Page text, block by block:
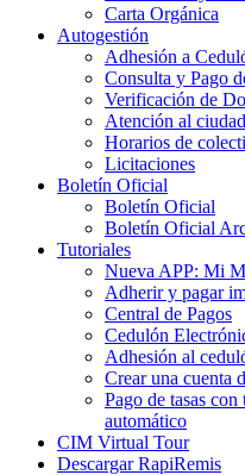
Carta Orgánica
Autogestión
Adhesión a
Consulta y Pago
Verificación de
Atención al
Horarios de
Licitaciones
Boletín Oficial
Boletín Oficial
Boletín Oficial
Tutoriales
Nueva APP: Mi
Adherir y pagar
Central de Pagos
Cedulón
Adhesión al
Crear una cuenta
Pago de tasas
automático
CIM Virtual Tour
Descargar RapiRemis